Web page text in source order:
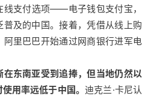
线支付选项——电子钱包支付宝，
及的中国。接着，凭借从线上购
里巴巴开始通过网商银行进军电
在东南亚受到追捧，但当地仍然以
用率远低于中国。迪克兰·卡尼认